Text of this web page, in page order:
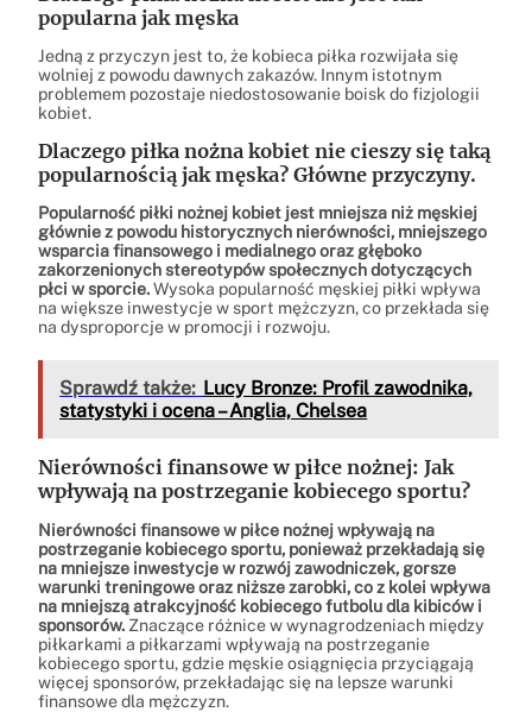
popularna jak męska
Jedną z przyczyn jest to, że kobieca piłka rozwijała się
wolniej z powodu dawnych zakazów. Innym istotnym
problemem pozostaje niedostosowanie boisk do fizjologii
kobiet.
Dlaczego piłka nożna kobiet nie cieszy się taką
popularnością jak męska? Główne przyczyny.
Popularność piłki nożnej kobiet jest mniejsza niż męskiej
głównie z powodu historycznych nierówności, mniejszego
wsparcia finansowego i medialnego oraz głęboko
zakorzenionych stereotypów społecznych dotyczących
płci w sporcie.Wysoka popularność męskiej piłki wpływa
na większe inwestycje w sport mężczyzn, co przekłada się
na dysproporcje w promocji i rozwoju.
Sprawdź także: Lucy Bronze: Profil zawodnika,
statystyki i ocena – Anglia, Chelsea
Nierówności finansowe w piłce nożnej: Jak
wpływają na postrzeganie kobiecego sportu?
Nierówności finansowe w piłce nożnej wpływają na
postrzeganie kobiecego sportu, ponieważ przekładają się
na mniejsze inwestycje w rozwój zawodniczek, gorsze
warunki treningowe oraz niższe zarobki, co z kolei wpływa
na mniejszą atrakcyjność kobiecego futbolu dla kibiców i
sponsorów. Znaczące różnice w wynagrodzeniach między
piłkarkami a piłkarzami wpływają na postrzeganie
kobiecego sportu, gdzie męskie osiągnięcia przyciągają
więcej sponsorów, przekładając się na lepsze warunki
finansowe dla mężczyzn.